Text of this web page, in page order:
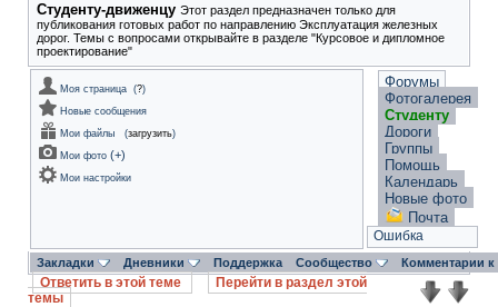
Студенту-движeнцу Этот раздел предназначен только для
публикования готовых работ по направлению Эксплуатация железных
дорог. Темы с вопросами открывайте в разделе "Курсовое и дипломное
проектирование"
Моя страница (?)
Новые сообщения
Мои файлы
(загрузить)
Мои фото (+)
Мои настройки
Форумы
Фотогалерея
Студенту
Дороги
Группы
Помощь
Календарь
Новые фото
Почта
Ошибка
Закладки Дневники Поддержка Сообщество Комментарии
Ответить в этой теме
Перейти в раздел этой
темы